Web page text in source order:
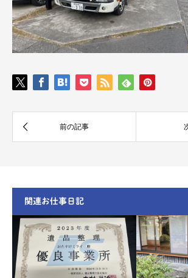
関連お仕事日記